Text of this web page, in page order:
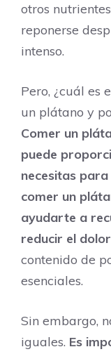
otros
reponerse
intenso.
Pero, ¿cuál es
un plátano y
Comer un
puede
necesitas
comer un
ayudarte a
reducir el
contenido de
esenciales.
Sin embargo,
iguales. Es